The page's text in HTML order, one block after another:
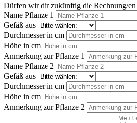
Dürfen wir dir zukünftig die Rechnung/
Name Pflanze 1
Gefäß aus
Durchmesser in cm
Höhe in cm
Anmerkung zur Pflanze 1
Name Pflanze 2
Gefäß aus
Durchmesser in cm
Höhe in cm
Anmerkung zur Pflanze 2